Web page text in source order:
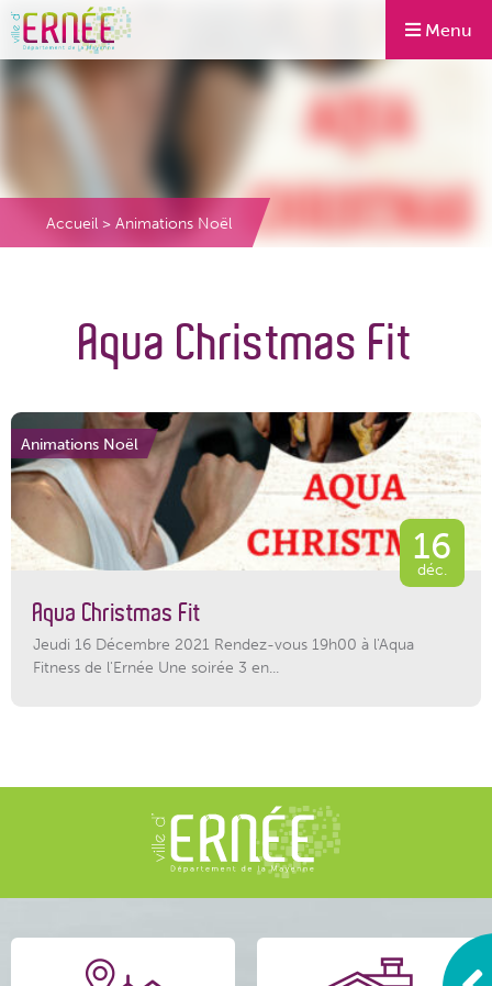
Menu
Accueil > Animations Noël
Aqua Christmas Fit
Animations Noël
16
déc.
Aqua Christmas Fit
Jeudi 16 Décembre 2021 Rendez-vous 19h00 à l'Aqua
Fitness de l'Ernée Une soirée 3 en...